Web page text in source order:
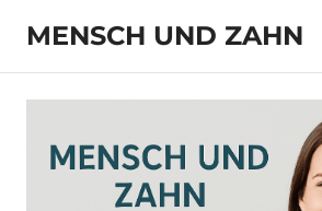
Inhalt
springen
MENSCH UND ZAHN
Zahn